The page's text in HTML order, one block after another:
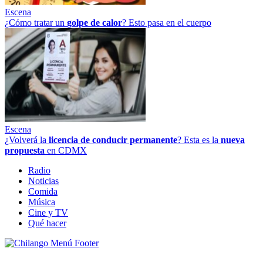
Escena
¿Cómo tratar un golpe de calor? Esto pasa en el cuerpo
Escena
¿Volverá la licencia de conducir permanente? Esta es la nueva
propuesta en CDMX
Radio
Noticias
Comida
Música
Cine y TV
Qué hacer